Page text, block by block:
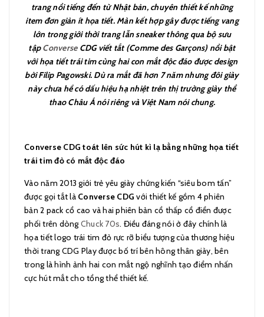
trang nổi tiếng đến từ Nhật bản, chuyên thiết kế những
item đơn giản ít họa tiết. Màn kết hợp gây được tiếng vang
lớn trong giới thời trang lẫn sneaker thông qua bộ sưu
tậpConverseCDG viết tắt (Comme des Garçons) nổi bật
với họa tiết trái tim cùng hai con mắt độc đáo được design
bởi Filip Pagowski. Dù ra mắt đã hơn 7 năm nhưng đôi giày
này chưa hề có dấu hiệu hạ nhiệt trên thị trường giày thể
thao Châu Á nói riêng và Việt Nam nói chung.
Converse CDG toát lên sức hút kì lạ bằng những họa tiết
trái tim đỏ có mắt độc đáo
Vào năm 2013 giới trẻ yêu giày chứng kiến “siêu bom tấn”
được gọi tắt là Converse CDGvới thiết kế gồm 4 phiên
bản 2 pack cổ cao và hai phiên bản cổ thấp cổ điển được
phối trên dòngChuck 70s. Điều đáng nói ở đây chính là
họa tiết logo trái tim đỏ rực rỡ biểu tượng của thương hiệu
thời trang CDG Play được bố trí bên hông thân giày, bên
trong là hình ảnh hai con mắt ngộ nghĩnh tạo điểm nhấn
cực hút mắt cho tổng thể thiết kế.